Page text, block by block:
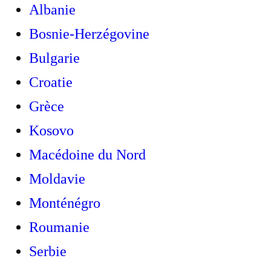
Albanie
Bosnie-Herzégovine
Bulgarie
Croatie
Grèce
Kosovo
Macédoine du Nord
Moldavie
Monténégro
Roumanie
Serbie